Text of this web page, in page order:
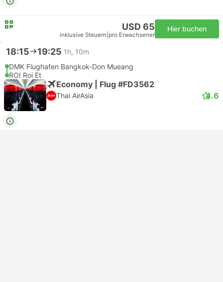
USD 65
inklusive Steuern pro Erwachsener
Hier buchen
18:15 19:25 1h, 10m
DMK Flughafen Bangkok-Don Mueang
ROI Roi Et
Economy | Flug #FD3562
Thai AirAsia 4.6